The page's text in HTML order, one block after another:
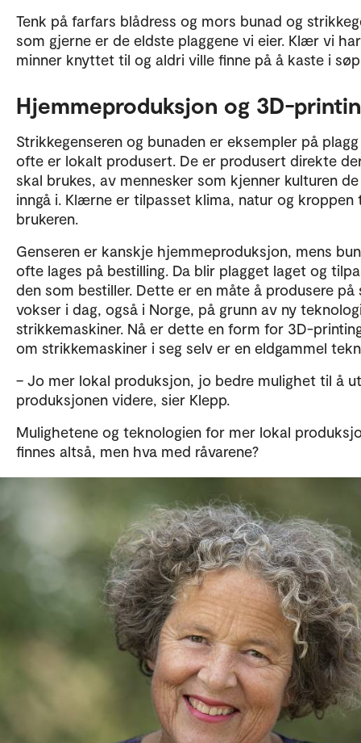
Tenk på farfars blådress og mors bunad og
som gjerne er de eldste plaggene vi eier. Klær vi
minner knyttet til og aldri ville finne på å kaste i
Hjemmeproduksjon og 3D-
Strikkegenseren og bunaden er eksempler på
ofte er lokalt produsert. De er produsert direkte
skal brukes, av mennesker som kjenner kulturen
inngå i. Klærne er tilpasset klima, natur og kroppen
brukeren.
Genseren er kanskje hjemmeproduksjon, mens
ofte lages på bestilling. Da blir plagget laget og
den som bestiller. Dette er en måte å produsere på
vokser i dag, også i Norge, på grunn av ny
strikkemaskiner. Nå er dette en form for 3D-
om strikkemaskiner i seg selv er en eldgammel
– Jo mer lokal produksjon, jo bedre mulighet til å
produksjonen videre, sier Klepp.
Mulighetene og teknologien for mer lokal
finnes altså, men hva med råvarene?